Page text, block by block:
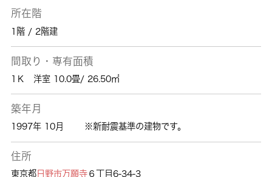
所在階
1階 / 2階建
間取り・専有面積
1Ｋ 洋室 10.0畳/ 26.50㎡
築年月
1997年 10月 ※新耐震基準の建物です。
住所
東京都日野市万願寺６丁目6-34-3